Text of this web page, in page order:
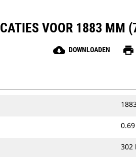
VOOR 1883 MM
cloud_download DOWNLOADEN print
302